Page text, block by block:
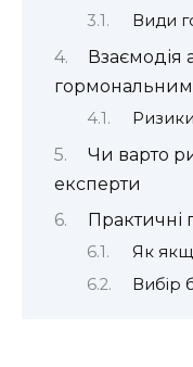
Види
Взаємодія
Чи варто
експерти
Практичні
Як
Вибір